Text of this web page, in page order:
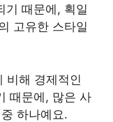
기 때문에, 획일
고유한 스타일
비해 경제적인
때문에, 많은 사
하나예요.